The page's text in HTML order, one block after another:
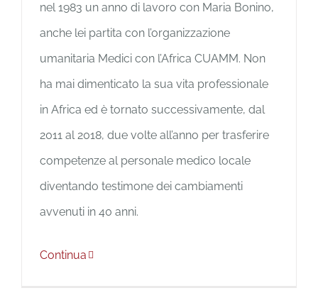
nel 1983 un anno di lavoro con Maria Bonino,
anche lei partita con l’organizzazione
umanitaria Medici con l’Africa CUAMM. Non
ha mai dimenticato la sua vita professionale
in Africa ed è tornato successivamente, dal
2011 al 2018, due volte all’anno per trasferire
competenze al personale medico locale
diventando testimone dei cambiamenti
avvenuti in 40 anni.
Continua